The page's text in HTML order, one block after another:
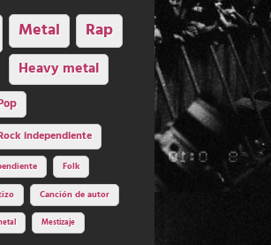
Metal Rap
Heavy metal
independiente
Folk
Canción de autor
Mestizaje